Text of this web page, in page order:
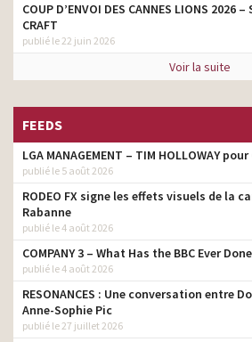
COUP D’ENVOI DES CANNES LIONS 2026
CRAFT
publié le 22 juin 2026
Voir la suite
FEEDS
LGA MANAGEMENT – TIM HOLLOWAY
publié le 5 août 2026
RODEO FX signe les effets visuels de la
Rabanne
publié le 4 août 2026
COMPANY 3 – What Has the BBC Ever
publié le 4 août 2026
RESONANCES : Une conversation entre
Anne-Sophie Pic
publié le 27 juillet 2026